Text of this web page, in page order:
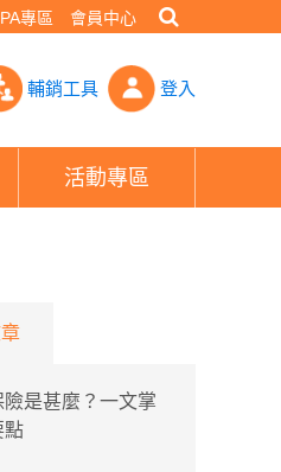
專區 會員中心
現- PHEW!好險網
輔銷工具 登入
活動專區
是甚麼？一文掌
點